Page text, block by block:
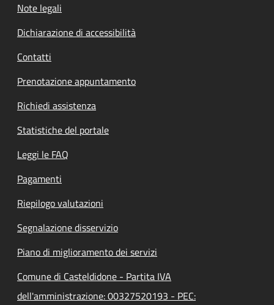
Note legali
Dichiarazione di accessibilità
Contatti
Prenotazione appuntamento
Richiedi assistenza
Statistiche del portale
Leggi le FAQ
Pagamenti
Riepilogo valutazioni
Segnalazione disservizio
Piano di miglioramento dei servizi
Comune di Casteldidone - Partita IVA
dell'amministrazione: 00327520193 - PEC: